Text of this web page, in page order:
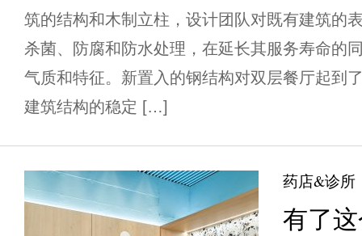
筑的结构和木制立柱，设计团队对既有建筑的
杀菌、防腐和防水处理，在延长其服务寿命的
气质和特征。新置入的钢结构对双层餐厅起到
建筑结构的稳定 […]
药店&诊所
有了